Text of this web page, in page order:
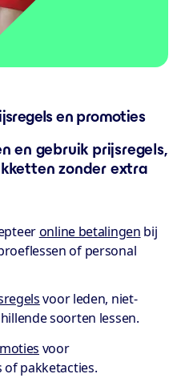
en promoties
en gebruik prijsregels,
zonder extra
online betalingen bij
of personal
voor leden, niet-
soorten lessen.
voor
of pakketacties.